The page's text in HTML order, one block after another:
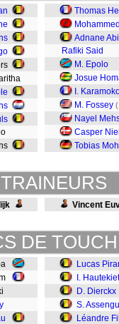
Thomas
Adnane
Rafiki Said
M. Epolo
Josue
I.
M. Fossey (
Nayel
Casper
Tobias
Vincent
DE
Lucas
I. Hautekiet
D. Dierckx
S.
Léandre